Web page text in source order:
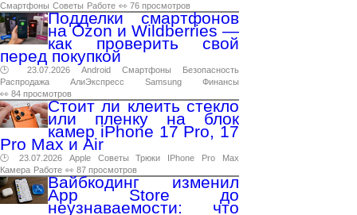
Смартфоны Советы Работе 👀 76 просмотров
Подделки смартфонов
на Ozon и Wildberries —
как проверить свой
перед покупкой
🕑 23.07.2026 Android Смартфоны
Безопасность
Распродажа
АлиЭкспресс Samsung
Финансы
👀 84 просмотров
Стоит ли клеить стекло
или пленку на блок
камер iPhone 17 Pro, 17
Pro Max и Air
🕑 23.07.2026 Apple Советы Трюки IPhone Pro
Max
Камера Работе 👀 87 просмотров
Вайбкодинг изменил
App Store до
неузнаваемости: что